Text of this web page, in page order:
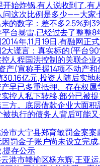
开始炸锅,有人说收到了,有
问这次比例是多少——大家
的数字：差不多2.5%到
台暴雷,已经过去了整整8
年,11月19日,有融网正
大谎言：真实标的(平台
人程国洪控制的关联企业
产(宣称手握14项不动产和
30.16亿元,投资人随后实地
早已多重抵押、存在权属
控人私下转移,部分已被
方。底层借款企业大面积
被执行的债务人背后可能
市大宁县郑育敏罚金案案
因罚金子账户尚未设立完
提存公示
港市赣榆区杨东辉,王亚